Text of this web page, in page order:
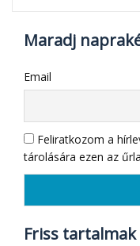
Maradj
Email
Feliratkozom a
tárolására ezen az
Friss tartalmak